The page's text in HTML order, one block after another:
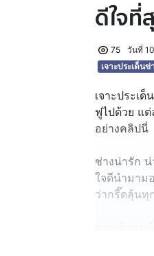
ดีใจ
75
วันที่
เจาะประเด็นข่
เจาะประเ
ฟูไปด้วย แ
อย่างคลิปนี่
ช่างน่ารัก
ใจดีนำมาม
ว่ากรี๊ดลุ้น
เอี่ยม ดีใจ